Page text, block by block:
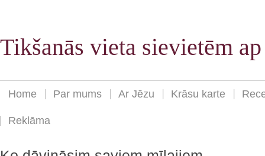
Tikšanās vieta sievietēm
Home Par mums Ar Jēzu Krāsu karte
Reklāma